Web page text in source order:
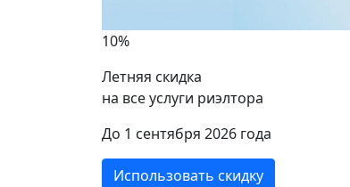
10%
Летняя скидка
на все услуги риэлтора
До 1 сентября 2026 года
Использовать скидку